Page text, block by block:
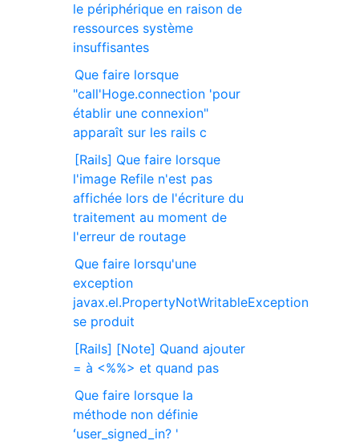
le périphérique en raison de
ressources système
insuffisantes
Que faire lorsque
"call'Hoge.connection 'pour
établir une connexion"
apparaît sur les rails c
[Rails] Que faire lorsque
l'image Refile n'est pas
affichée lors de l'écriture du
traitement au moment de
l'erreur de routage
Que faire lorsqu'une
exception
javax.el.PropertyNotWritableException
se produit
[Rails] [Note] Quand ajouter
= à <%%> et quand pas
Que faire lorsque la
méthode non définie
ʻuser_signed_in? '